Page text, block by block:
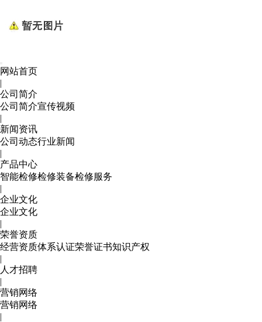
网站首页
|
公司简介
公司简介宣传视频
|
新闻资讯
公司动态行业新闻
|
产品中心
智能检修检修装备检修服务
|
企业文化
企业文化
|
荣誉资质
经营资质体系认证荣誉证书知识产权
|
人才招聘
|
营销网络
营销网络
|